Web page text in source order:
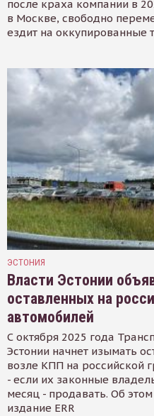
после краха компании в
в Москве, свободно
ездит на оккупированные
ЭСТОНИЯ
Власти Эстонии
оставленных на
автомобилей
С октября 2025 года
Эстонии начнет изымать
возле КПП на российской
- если их законные
месяц - продавать. Об
издание ERR